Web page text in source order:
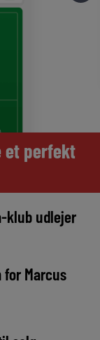
et perfekt
klub udlejer
Marcus